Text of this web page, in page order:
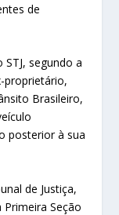
de
segundo a
proprietário,
Brasileiro,
posterior à sua
de Justiça,
Seção